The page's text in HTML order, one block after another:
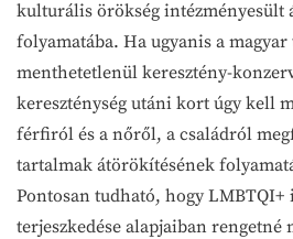
kulturális örökség intézményesült
folyamatába. Ha ugyanis a
menthetetlenül keresztény-
kereszténység utáni kort úgy kell
férfiról és a nőről, a családról
tartalmak átörökítésének
Pontosan tudható, hogy
terjeszkedése alapjaiban rengetné